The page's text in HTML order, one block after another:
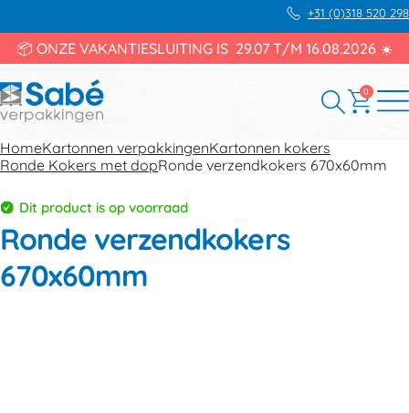
+31 (0)318 520 298
📦 ONZE VAKANTIESLUITING IS 29.07 T/M 16.08.2026 ☀️
0
HomeKartonnen verpakkingenKartonnen kokers
Ronde Kokers met dopRonde verzendkokers 670x60mm
Dit product is op voorraad
Ronde verzendkokers
670x60mm